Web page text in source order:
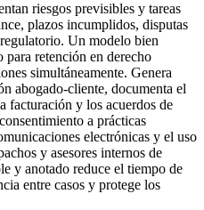
riesgos previsibles y tareas
plazos incumplidos, disputas
Un modelo bien
para retención en derecho
simultáneamente. Genera
abogado-cliente, documenta el
facturación y los acuerdos de
a prácticas
electrónicas y el uso
y asesores internos de
y anotado reduce el tiempo de
entre casos y protege los